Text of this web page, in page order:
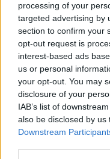
processing of your
targeted advertising by
section to confirm your
opt-out request is
interest-based ads
us or personal
your opt-out. You may
disclosure of your
IAB’s list of
also be disclosed by
Downstream
Αυχενικό
με 3 κινήσεις
Ο πόνος στον αυχένα